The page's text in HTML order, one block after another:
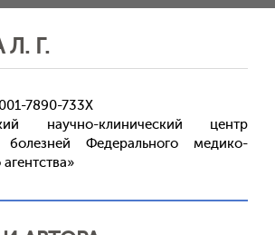
Л. Г.
7890-733X
научно-клинический центр
болезней Федерального медико-